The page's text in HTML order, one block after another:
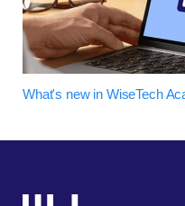
What's new in WiseTech